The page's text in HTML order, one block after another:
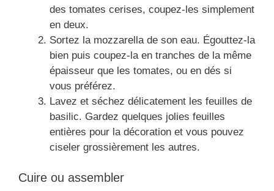
des tomates cerises, coupez-les simplement
en deux.
Sortez la mozzarella de son eau. Égouttez-la
bien puis coupez-la en tranches de la même
épaisseur que les tomates, ou en dés si
vous préférez.
Lavez et séchez délicatement les feuilles de
basilic. Gardez quelques jolies feuilles
entières pour la décoration et vous pouvez
ciseler grossièrement les autres.
Cuire ou assembler